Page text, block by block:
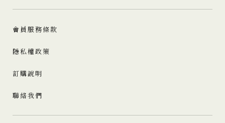
會員服務條款
隱私權政策
訂購說明
聯絡我們